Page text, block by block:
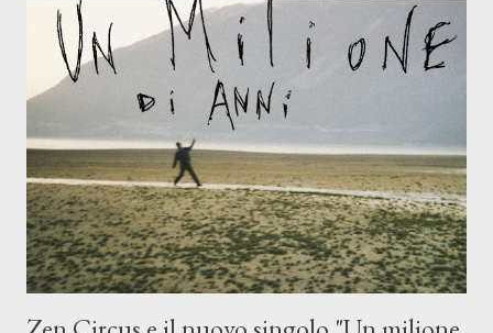
Dicevamo. Ed è da qui che il nostro inizia questo concept
musicale, con " Che ora è" , raccontando la separazione dalla
moglie, del senso di sconfitta e del caldo afoso che opprime,
giusta condizione di sopraffazione: "Non so che ora è, che giorno
è, di questa estate che...". E' raro fare uscire come singolo una
cover, ma...